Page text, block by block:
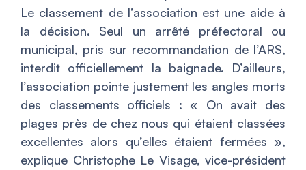
Le classement de l’association est une aide à
la décision. Seul un arrêté préfectoral ou
municipal, pris sur recommandation de l’ARS,
interdit officiellement la baignade. D’ailleurs,
l’association pointe justement les angles morts
des classements officiels : « On avait des
plages près de chez nous qui étaient classées
excellentes alors qu’elles étaient fermées »,
explique Christophe Le Visage, vice-président